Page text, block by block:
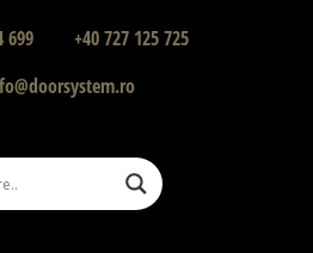
699
+40 727 125 725